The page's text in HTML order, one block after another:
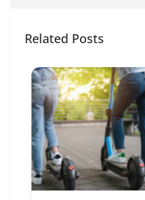
Related Posts